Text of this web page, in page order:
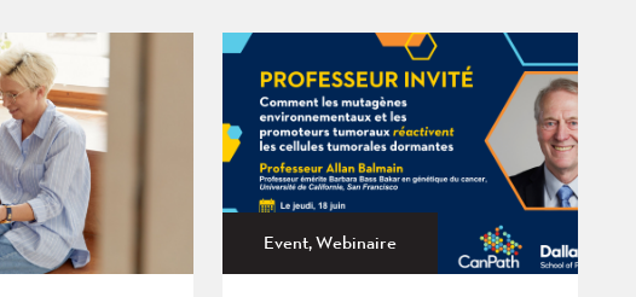
Event, Webinaire